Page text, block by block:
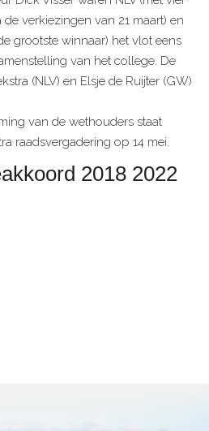
verkiezingen van 21 maart) en
grootste winnaar) het vlot eens
van het college. De
(NLV) en Elsje de Ruijter (GW)
van de wethouders staat
raadsvergadering op 14 mei.
2018 2022